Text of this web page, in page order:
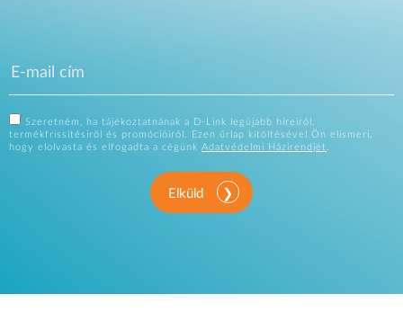
Szeretném, ha tájékoztatnának a D-Link legújabb híreiről,
termékfrissítésiről és promócióiról. Ezen űrlap kitöltésével Ön elismeri,
hogy elolvasta és elfogadta a cégünk Adatvédelmi Házirendjét.
Elküld